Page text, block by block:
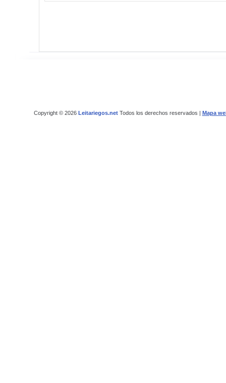
Copyright © 2026 Leitariegos.netTodos los derechos reservados | Mapa